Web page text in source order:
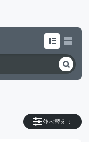
並べ替え：